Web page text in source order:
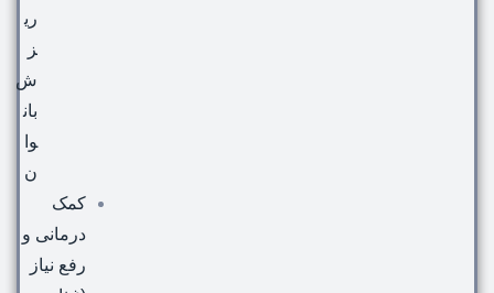
ری
ز
ش
بان
وا
ن
کمک
درمانی و
رفع نیاز